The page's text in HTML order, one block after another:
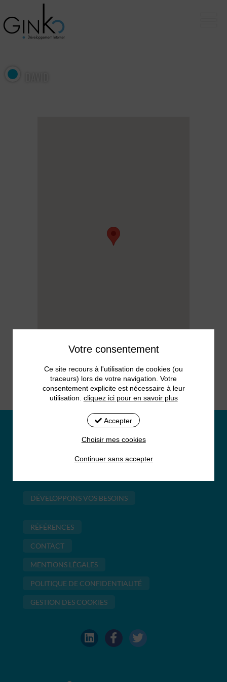
site Internet personnalisé.
Organisés en regroupement de compétences, nous mettons
à votre disposition les compétences qui garantiront la
DÉVELOPPONS VOS BESOINS
RÉFÉRENCES
CONTACT
MENTIONS LÉGALES
POLITIQUE DE CONFIDENTIALITÉ
GESTION DES COOKIES
Votre consentement
Ce site recours à l'utilisation de cookies (ou
traceurs) lors de votre navigation. Votre
consentement explicite est nécessaire à leur
utilisation. cliquez ici pour en savoir plus
Accepter
Choisir mes cookies
Continuer sans accepter